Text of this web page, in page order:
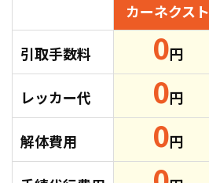
カーネクスト
引取手数料 0円
レッカー代 0円
解体費用 0円